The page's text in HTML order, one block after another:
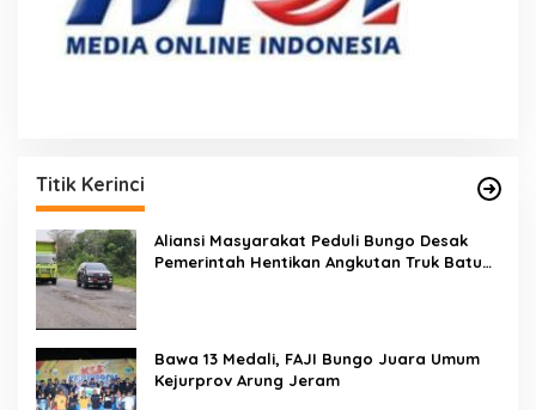
Titik Kerinci
Aliansi Masyarakat Peduli Bungo Desak
Pemerintah Hentikan Angkutan Truk Batu
Bawa 13 Medali, FAJI Bungo Juara Umum
Kejurprov Arung Jeram